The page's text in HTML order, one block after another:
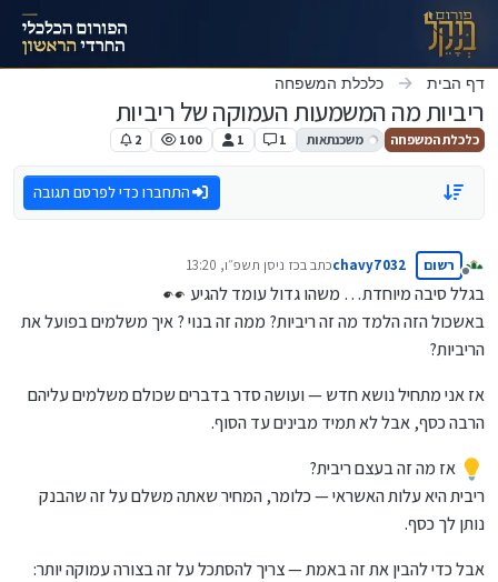
דילוג לתוכן
דף הבית כלכלת המשפחה
ריביות מה המשמעות העמוקה של ריביות
כלכלת המשפחה משכנתאות 1
1
100
2
התחברו כדי לפרסם תגובה
מנותק
רשום chavy7032כתב בכז ניסן תשפ״ו, 13:20
נערך לאחרונה על ידי
בגלל סיבה מיוחדת… משהו גדול עומד להגיע
באשכול הזה הלמד מה זה ריביות? ממה זה בנוי ? איך משלמים בפועל את
הריביות?
אז אני מתחיל נושא חדש — ועושה סדר בדברים שכולם משלמים עליהם
הרבה כסף, אבל לא תמיד מבינים עד הסוף.
אז מה זה בעצם ריבית?
ריבית היא עלות האשראי — כלומר, המחיר שאתה משלם על זה שהבנק
נותן לך כסף.
אבל כדי להבין את זה באמת — צריך להסתכל על זה בצורה עמוקה יותר: